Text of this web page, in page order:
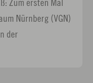
Nürnberg (VGN)
der